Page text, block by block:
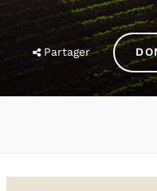
Partager